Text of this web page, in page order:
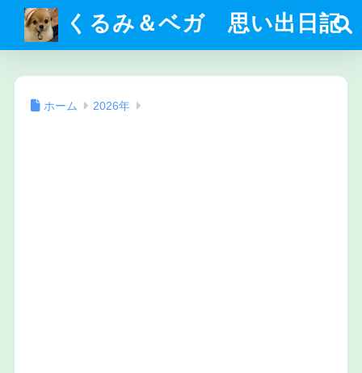
くるみ＆ベガ 思い出日記
ホーム 2026年